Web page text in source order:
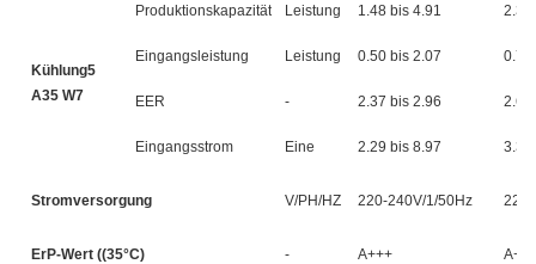
Kühlung5
A35 W7
Produktionskapazität Leistung 1.48 bis 4.91 2.30
Eingangsleistung Leistung 0.50 bis 2.07 0.73
EER - 2.37 bis 2.96 2.65
Eingangsstrom Eine 2.29 bis 8.97 3.36
Stromversorgung V/PH/HZ 220-240V/1/50Hz
ErP-Wert ((35°C) - A+++